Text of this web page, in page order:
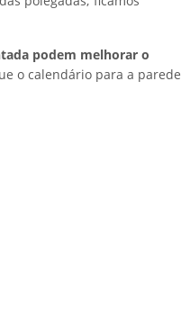
podem melhorar o
o calendário para a parede